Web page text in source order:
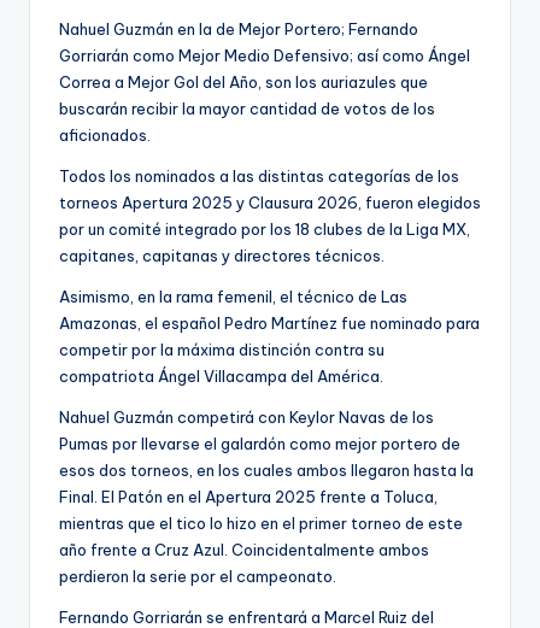
Nahuel Guzmán en la de Mejor Portero; Fernando
Gorriarán como Mejor Medio Defensivo; así como Ángel
Correa a Mejor Gol del Año, son los auriazules que
buscarán recibir la mayor cantidad de votos de los
aficionados.
Todos los nominados a las distintas categorías de los
torneos Apertura 2025 y Clausura 2026, fueron elegidos
por un comité integrado por los 18 clubes de la Liga MX,
capitanes, capitanas y directores técnicos.
Asimismo, en la rama femenil, el técnico de Las
Amazonas, el español Pedro Martínez fue nominado para
competir por la máxima distinción contra su
compatriota Ángel Villacampa del América.
Nahuel Guzmán competirá con Keylor Navas de los
Pumas por llevarse el galardón como mejor portero de
esos dos torneos, en los cuales ambos llegaron hasta la
Final. El Patón en el Apertura 2025 frente a Toluca,
mientras que el tico lo hizo en el primer torneo de este
año frente a Cruz Azul. Coincidentalmente ambos
perdieron la serie por el campeonato.
Fernando Gorriarán se enfrentará a Marcel Ruiz del